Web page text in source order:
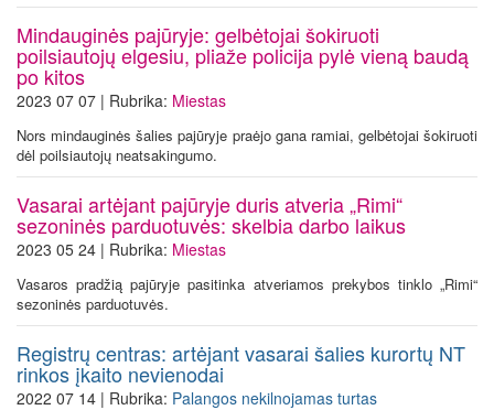
Mindauginės pajūryje: gelbėtojai šokiruoti
poilsiautojų elgesiu, pliaže policija pylė vieną baudą
po kitos
2023 07 07 | Rubrika: Miestas
Nors mindauginės šalies pajūryje praėjo gana ramiai, gelbėtojai šokiruoti
dėl poilsiautojų neatsakingumo.
Vasarai artėjant pajūryje duris atveria „Rimi“
sezoninės parduotuvės: skelbia darbo laikus
2023 05 24 | Rubrika: Miestas
Vasaros pradžią pajūryje pasitinka atveriamos prekybos tinklo „Rimi“
sezoninės parduotuvės.
Registrų centras: artėjant vasarai šalies kurortų NT
rinkos įkaito nevienodai
2022 07 14 | Rubrika: Palangos nekilnojamas turtas